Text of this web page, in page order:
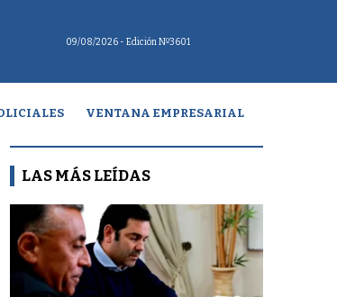
09/08/2026 - Edición Nº3601
VENTANA EMPRESARIAL
LAS MÁS LEÍDAS